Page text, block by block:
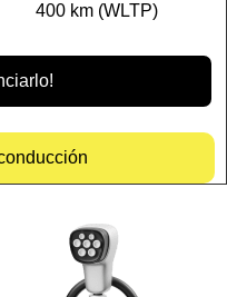
400 km (WLTP)